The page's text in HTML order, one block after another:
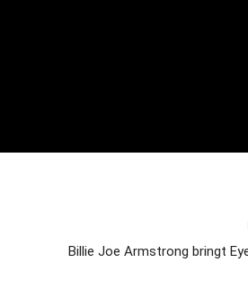
Billie Joe Armstrong bringt